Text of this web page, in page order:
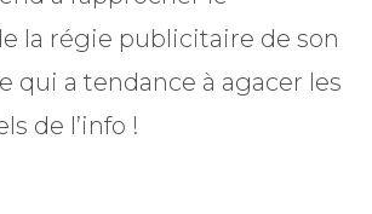
la régie publicitaire de son
qui a tendance à agacer les
de l’info !